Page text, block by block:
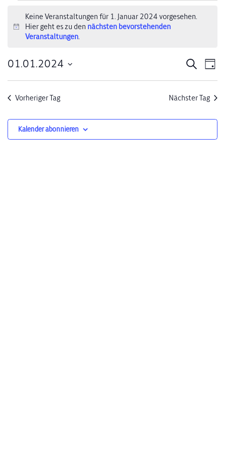
Veranstaltungen
für
2024
Hinweis
Keine Veranstaltungen für 1. Januar 2024 vorgesehen.
Hier geht es zu den nächsten bevorstehenden
Veranstaltungen.
Suche
und
Suche
Tag
01.01.2024
Vorheriger Tag
Nächster Tag
Kalender abonnieren